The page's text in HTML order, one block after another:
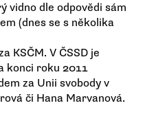
vidno dle odpovědi sám
(dnes se s několika
KSČM. V ČSSD je
konci roku 2011
za Unii svobody v
či Hana Marvanová.